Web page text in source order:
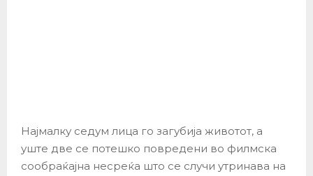
Најмалку седум лица го загубија животот, а
уште две се потешко повредени во филмска
сообраќајна несреќа што се случи утринава на